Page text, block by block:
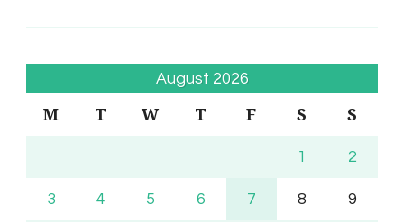
August 2026
M T W T F S S
1 2
3 4 5 6 7 8 9